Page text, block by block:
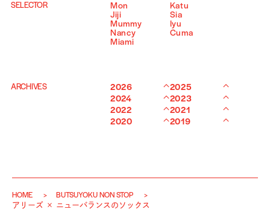
SELECTOR Mon
Katu
Jiji
Sia
Mummy
Iyu
Nancy
Cuma
Miami
ARCHIVES 2026
2025
2024
2023
2022
2021
2020
2019
HOME
BUTSUYOKU NON STOP
アリーズ × ニューバランスのソックス